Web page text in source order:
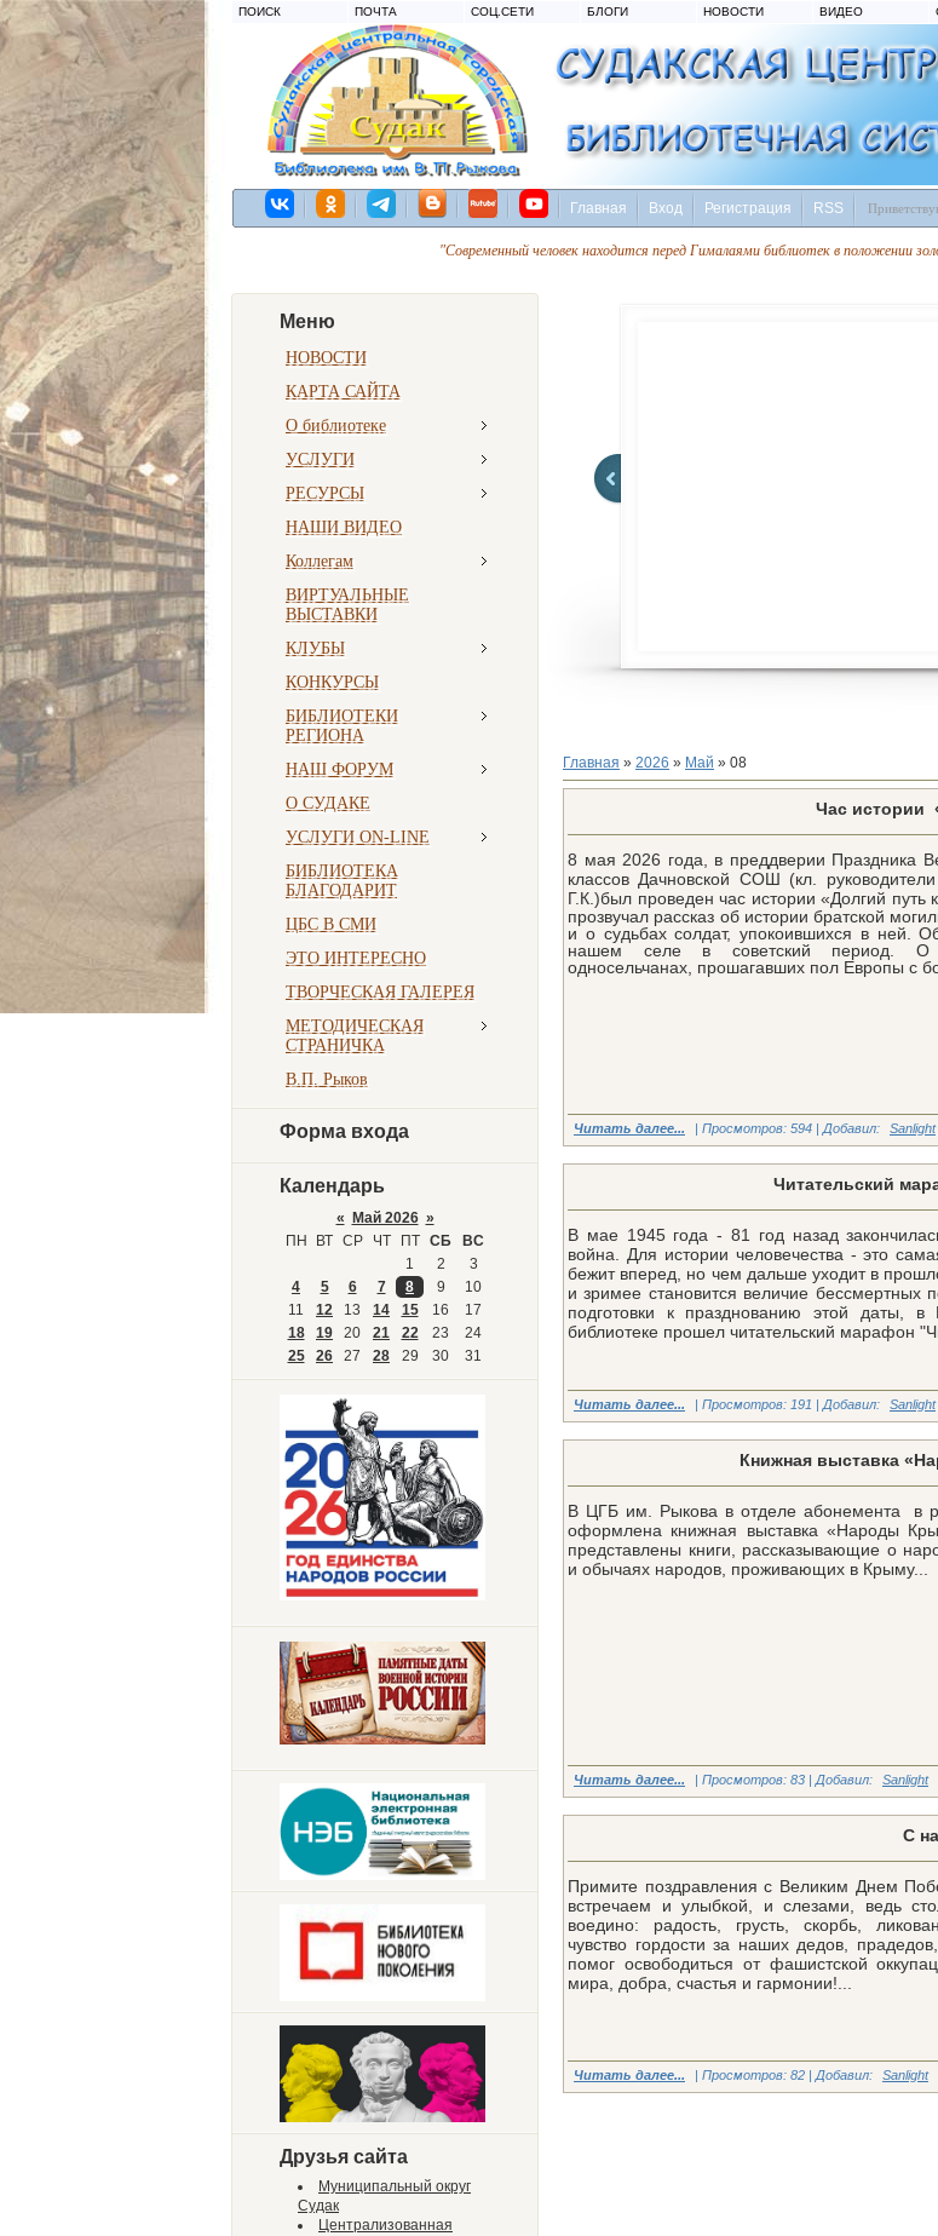
ПОИСК ПОЧТА СОЦ.СЕТИ БЛОГИ НОВОСТИ ВИДЕО
Главная Вход Регистрация RSS
"Современный человек находится перед Гималаями библиотек в положении
Меню
НОВОСТИ
КАРТА САЙТА
О библиотеке
УСЛУГИ
РЕСУРСЫ
НАШИ ВИДЕО
Коллегам
ВИРТУАЛЬНЫЕ
ВЫСТАВКИ
КЛУБЫ
КОНКУРСЫ
БИБЛИОТЕКИ
РЕГИОНА
НАШ ФОРУМ
О СУДАКЕ
УСЛУГИ ON-LINE
БИБЛИОТЕКА
БЛАГОДАРИТ
ЦБС В СМИ
ЭТО ИНТЕРЕСНО
ТВОРЧЕСКАЯ ГАЛЕРЕЯ
МЕТОДИЧЕСКАЯ
СТРАНИЧКА
В.П. Рыков
Форма входа
Календарь
« Май 2026 »
ПН
ВТ СР ЧТ ПТ СБ
ВС
1
2
3
4
5 6 7 8 9
10
11
12 13 14 15 16
17
18
19 20 21 22 23
24
25
26 27 28 29 30 31
Друзья сайта
Муниципальный округ
Судак
Централизованная
Главная » 2026 » Май » 08
Час истории
8 мая 2026 года, в преддверии Праздника
классов Дачновской СОШ (кл.
Г.К.)был проведен час истории «Долгий путь
прозвучал рассказ об истории братской
и о судьбах солдат, упокоившихся в ней.
нашем селе в советский период. О
односельчанах, прошагавших пол Европы с
Читать далее... | Просмотров: 594 | Добавил: Sanlight
Читательский
В мае 1945 года - 81 год назад
война. Для истории человечества - это
бежит вперед, но чем дальше уходит в
и зримее становится величие бессмертных
подготовки к празднованию этой даты, в
библиотеке прошел читательский марафон
Читать далее... | Просмотров: 191 | Добавил: Sanlight
Книжная выставка
В ЦГБ им. Рыкова в отделе абонемента в
оформлена книжная выставка «Народы
представлены книги, рассказывающие о
и обычаях народов, проживающих в Крыму...
Читать далее... | Просмотров: 83 | Добавил: Sanlight
С
Примите поздравления с Великим Днем
встречаем и улыбкой, и слезами, ведь
воедино: радость, грусть, скорбь,
чувство гордости за наших дедов,
помог освободиться от фашистской
мира, добра, счастья и гармонии!...
Читать далее... | Просмотров: 82 | Добавил: Sanlight